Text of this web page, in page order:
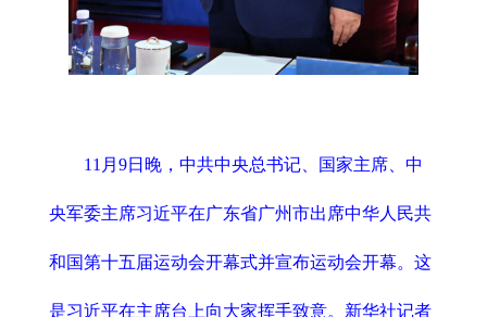
11月9日晚，中共中央总书记、国家主席、中
央军委主席习近平在广东省广州市出席中华人民共
和国第十五届运动会开幕式并宣布运动会开幕。这
是习近平在主席台上向大家挥手致意。新华社记者